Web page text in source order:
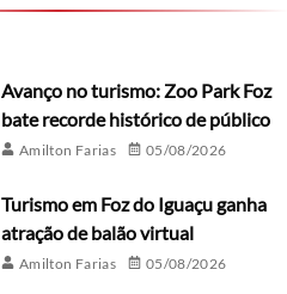
Avanço no turismo: Zoo Park Foz
bate recorde histórico de público
Amilton Farias 05/08/2026
Turismo em Foz do Iguaçu ganha
atração de balão virtual
Amilton Farias 05/08/2026